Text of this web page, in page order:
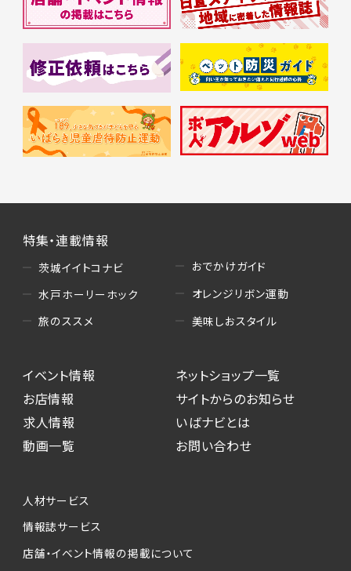
特集・連載情報
茨城イイトコナビ
水戸ホーリーホック
旅のススメ
おでかけガイド
オレンジリボン運動
美味しおスタイル
イベント情報
お店情報
求人情報
動画一覧
ネットショップ一覧
サイトからのお知らせ
いばナビとは
お問い合わせ
人材サービス
情報誌サービス
店舗・イベント情報の掲載について